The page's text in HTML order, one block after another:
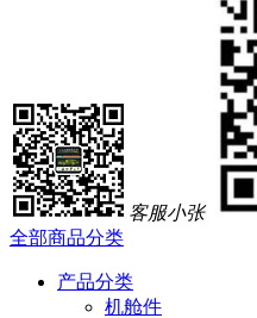
客服小张
全部商品分类
产品分类
机舱件